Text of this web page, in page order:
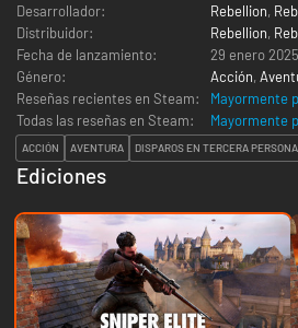
Desarrollador:
Rebellion,
Distribuidor:
Rebellion,
Fecha de lanzamiento:
29 enero 2025
Género:
Acción,
Reseñas recientes en Steam:
Mayormente
Todas las reseñas en Steam:
Mayormente
ACCIÓN AVENTURA DISPAROS EN TERCERA PERSONA
Ediciones